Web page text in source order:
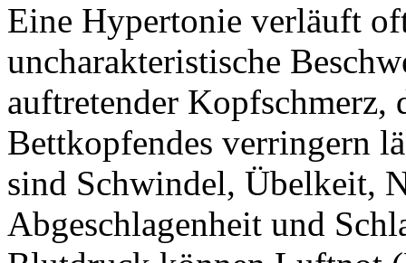
Eine Hypertonie verläuft
uncharakteristische
auftretender Kopfschmerz,
Bettkopfendes verringern
sind Schwindel, Übelkeit,
Abgeschlagenheit und